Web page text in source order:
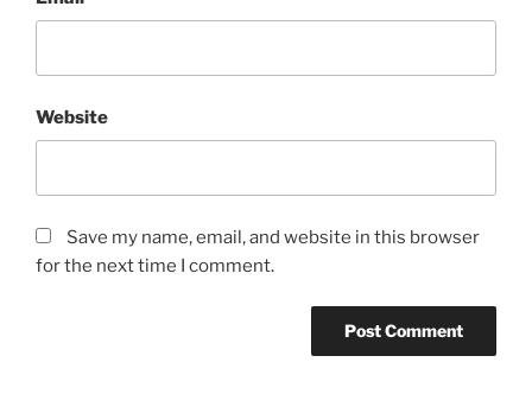
Website
Save my name, email, and website in this browser
for the next time I comment.